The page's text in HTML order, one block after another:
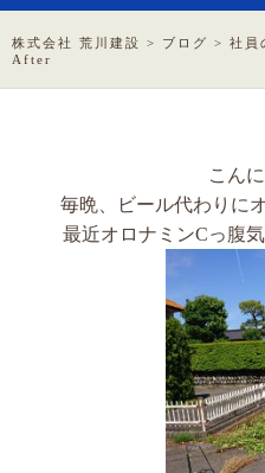
株式会社 荒川建設 > ブログ > 社員
After
こん
毎晩、ビール代わりに
最近オロナミンCっ腹